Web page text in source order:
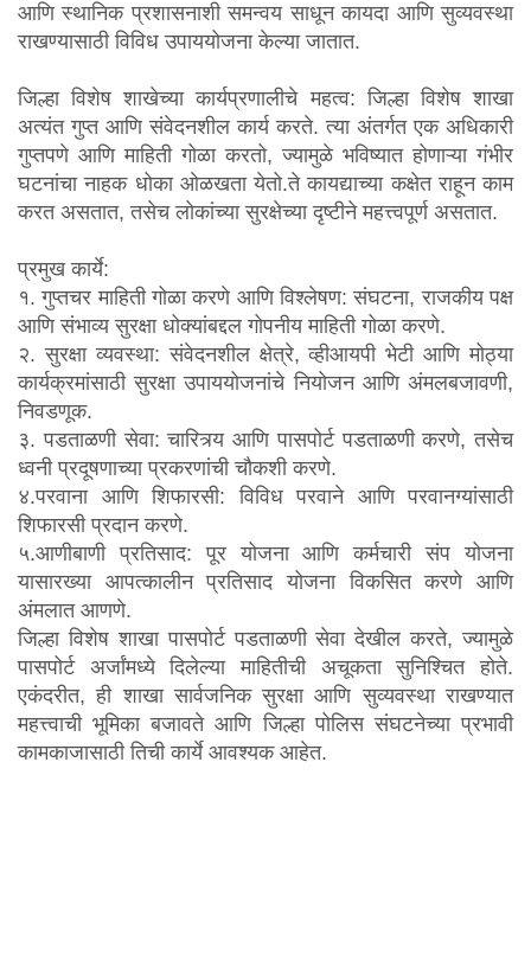
नागरिकांकरिता
पोलीस भरती प्रक्रिया
२०२४-२०२५
संपूर्ण डॅशबोर्ड बघा
आपले अभिप्राय कडवा
महाराष्ट्र लोकसेवा हक्क कायदा
माहिती अधिकार अधिनियम (RTI)
2005 कायदा
महाराष्ट्र लोकसेवा हक्क
अधिनियम
सायबर सुरक्षा आणि जनजागृती
उपयुक्त संकेतस्थळे
जागरुक नागरिक
आणि स्थानिक प्रशासनाशी समन्वय साधून कायदा आणि सुव्यवस्था
राखण्यासाठी विविध उपाययोजना केल्या जातात.
जिल्हा विशेष शाखेच्या कार्यप्रणालीचे महत्व: जिल्हा विशेष शाखा
अत्यंत गुप्त आणि संवेदनशील कार्य करते. त्या अंतर्गत एक अधिकारी
गुप्तपणे आणि माहिती गोळा करतो, ज्यामुळे भविष्यात होणाऱ्या गंभीर
घटनांचा नाहक धोका ओळखता येतो.ते कायद्याच्या कक्षेत राहून काम
करत असतात, तसेच लोकांच्या सुरक्षेच्या दृष्टीने महत्त्वपूर्ण असतात.
प्रमुख कार्ये:
१. गुप्तचर माहिती गोळा करणे आणि विश्लेषण: संघटना, राजकीय पक्ष
आणि संभाव्य सुरक्षा धोक्यांबद्दल गोपनीय माहिती गोळा करणे.
२. सुरक्षा व्यवस्था: संवेदनशील क्षेत्रे, व्हीआयपी भेटी आणि मोठ्या
कार्यक्रमांसाठी सुरक्षा उपाययोजनांचे नियोजन आणि अंमलबजावणी,
निवडणूक.
३. पडताळणी सेवा: चारित्र्य आणि पासपोर्ट पडताळणी करणे, तसेच
ध्वनी प्रदूषणाच्या प्रकरणांची चौकशी करणे.
४.परवाना आणि शिफारसी: विविध परवाने आणि परवानग्यांसाठी
शिफारसी प्रदान करणे.
५.आणीबाणी प्रतिसाद: पूर योजना आणि कर्मचारी संप योजना
यासारख्या आपत्कालीन प्रतिसाद योजना विकसित करणे आणि
अंमलात आणणे.
जिल्हा विशेष शाखा पासपोर्ट पडताळणी सेवा देखील करते, ज्यामुळे
पासपोर्ट अर्जांमध्ये दिलेल्या माहितीची अचूकता सुनिश्चित होते.
एकंदरीत, ही शाखा सार्वजनिक सुरक्षा आणि सुव्यवस्था राखण्यात
महत्त्वाची भूमिका बजावते आणि जिल्हा पोलिस संघटनेच्या प्रभावी
कामकाजासाठी तिची कार्ये आवश्यक आहेत.